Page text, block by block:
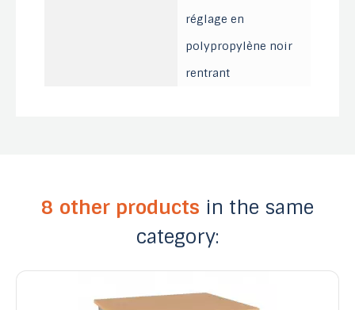
réglage en
polypropylène noir
rentrant
8 other products in the same
category: